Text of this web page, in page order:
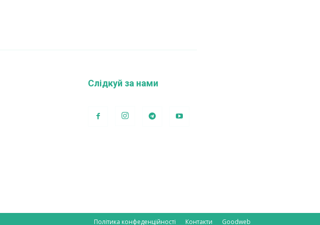
Слідкуй за нами
Політика конфеденційності Контакти Goodweb